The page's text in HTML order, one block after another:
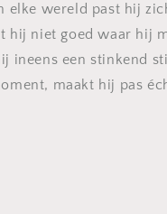
elke wereld past hij
hij niet goed waar hij
ineens een stinkend
maakt hij pas